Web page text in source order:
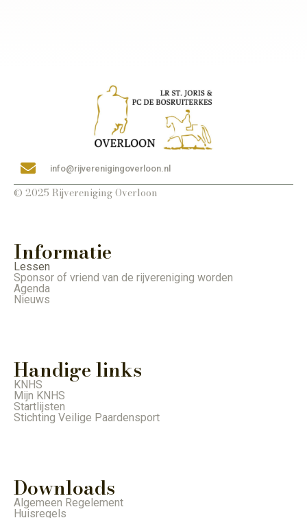
info@rijverenigingoverloon.nl
© 2025 Rijvereniging Overloon
Informatie
Lessen
Sponsor of vriend van de rijvereniging worden
Agenda
Nieuws
Handige links
KNHS
Mijn KNHS
Startlijsten
Stichting Veilige Paardensport
Downloads
Algemeen Regelement
Huisregels